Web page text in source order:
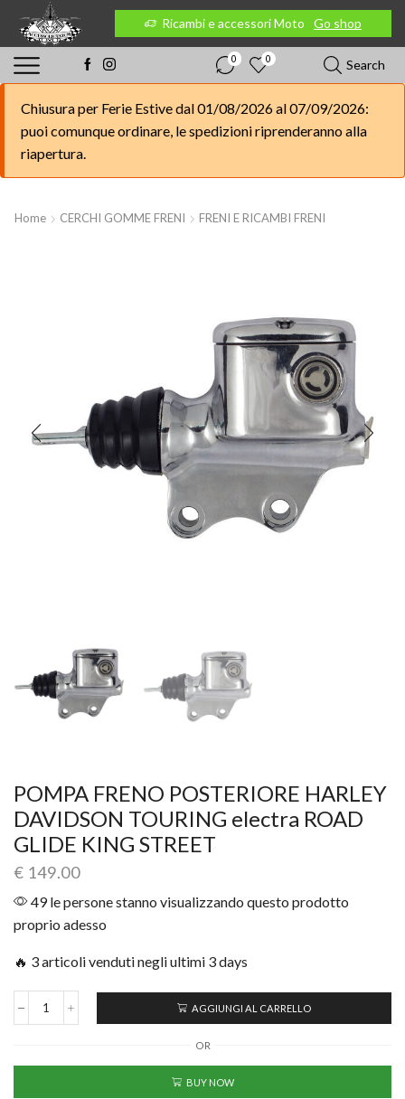
Go shop Ricambi e accessori Moto Go shop
0 0 Search
Chiusura per Ferie Estive dal 01/08/2026 al 07/09/2026:
puoi comunque ordinare, le spedizioni riprenderanno alla
riapertura.
Home CERCHI GOMME FRENI FRENI E RICAMBI FRENI
POMPA FRENO POSTERIORE HARLEY
DAVIDSON TOURING electra ROAD
GLIDE KING STREET
€ 149.00
49 le persone stanno visualizzando questo prodotto
proprio adesso
🔥 3 articoli venduti negli ultimi 3 days
AGGIUNGI AL CARRELLO
OR
BUY NOW